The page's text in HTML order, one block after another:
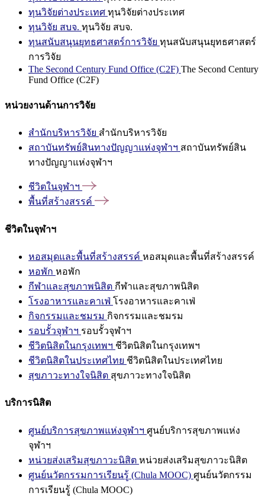
ทุนวิจัยต่างประเทศ ทุนวิจัยต่างประเทศ
ทุนวิจัย สบจ. ทุนวิจัย สบจ.
ทุนสนับสนุนยุทธศาสตร์การวิจัย ทุนสนับสนุนยุทธศาสตร์
การวิจัย
The Second Century Fund Office (C2F) The Second Century
Fund Office (C2F)
หน่วยงานด้านการวิจัย
สำนักบริหารวิจัย สำนักบริหารวิจัย
สถาบันทรัพย์สินทางปัญญาแห่งจุฬาฯ สถาบันทรัพย์สิน
ทางปัญญาแห่งจุฬาฯ
ชีวิตในจุฬาฯ
พื้นที่สร้างสรรค์
ชีวิตในจุฬาฯ
หอสมุดและพื้นที่สร้างสรรค์ หอสมุดและพื้นที่สร้างสรรค์
หอพัก หอพัก
กีฬาและสุขภาพนิสิต กีฬาและสุขภาพนิสิต
โรงอาหารและคาเฟ่ โรงอาหารและคาเฟ่
กิจกรรมและชมรม กิจกรรมและชมรม
รอบรั้วจุฬาฯ รอบรั้วจุฬาฯ
ชีวิตนิสิตในกรุงเทพฯ ชีวิตนิสิตในกรุงเทพฯ
ชีวิตนิสิตในประเทศไทย ชีวิตนิสิตในประเทศไทย
สุขภาวะทางใจนิสิต สุขภาวะทางใจนิสิต
บริการนิสิต
ศูนย์บริการสุขภาพแห่งจุฬาฯ ศูนย์บริการสุขภาพแห่ง
จุฬาฯ
หน่วยส่งเสริมสุขภาวะนิสิต หน่วยส่งเสริมสุขภาวะนิสิต
ศูนย์นวัตกรรมการเรียนรู้ (Chula MOOC) ศูนย์นวัตกรรม
การเรียนรู้ (Chula MOOC)